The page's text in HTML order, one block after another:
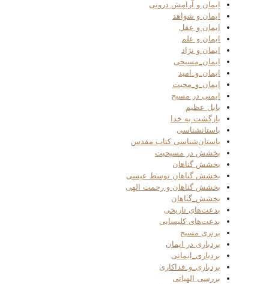
ایمان و آرامش درونی
ایمان و شواهد
ایمان و عقل
ایمان و علم
ایمان و نژاد
ایمان_مسیحی
ایمان_و_امید
ایمان_و_محبت
ایمنی در مسیح
بابل عظیم
بازگشت به خدا
باستانشناسی
باستان‌شناسی کتاب مقدس
بخشش در مسیحیت
بخشش گناهان
بخشش گناهان توسط عیسی
بخشش گناهان و رحمت الهی
بخشش_گناهان
بدعت‌های تاریخی
بدعت‌های کلیسایی
برتری مسیح
بردباری در ایمان
بردباری_ایمانی
بردباری_و_فداکاری
بررسی الهیاتی